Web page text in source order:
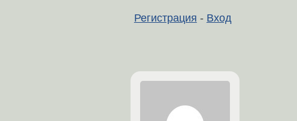
Регистрация - Вход